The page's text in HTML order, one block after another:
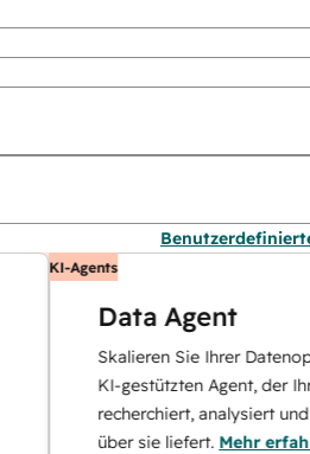
KI-Agents
Data Agent
Skalieren Sie Ihrer
KI-gestützten Agent, der Ihre
recherchiert, analysiert und
über sie liefert.Mehr erfahren